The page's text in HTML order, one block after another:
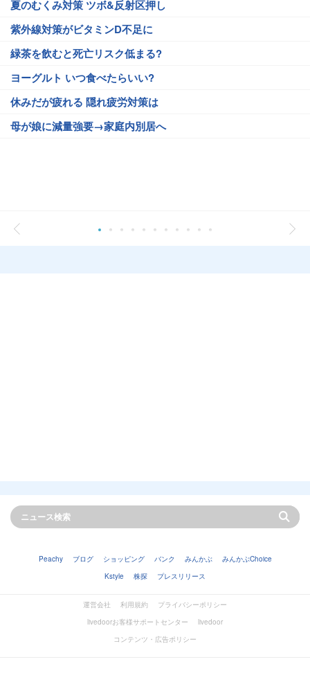
夏のむくみ対策 ツボ&反射区押し
紫外線対策がビタミンD不足に
緑茶を飲むと死亡リスク低まる?
ヨーグルト いつ食べたらいい?
休みだが疲れる 隠れ疲労対策は
母が娘に減量強要→家庭内別居へ
Peachy ブログ ショッピング バンク みんかぶ
みんかぶChoice
Kstyle
株探 プレスリリース
運営会社 利用規約
プライバシーポリシー
livedoorお客様サポートセンター
livedoor
コンテンツ・広告ポリシー